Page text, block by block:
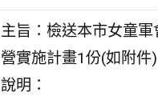
主旨：檢送本市女童
營實施計畫1份(如附件
說明：